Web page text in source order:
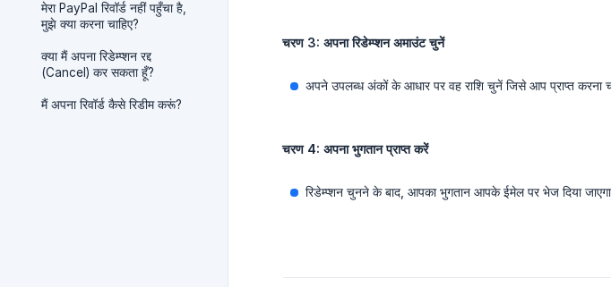
मेरा PayPal रिवॉर्ड नहीं पहुँचा है,
मुझे क्या करना चाहिए?
क्या मैं अपना रिडेम्प्शन रद्द
(Cancel) कर सकता हूँ?
मैं अपना रिवॉर्ड कैसे रिडीम करूं?
चरण 3: अपना रिडेम्प्शन अमाउंट चुनें
अपने उपलब्ध अंकों के आधार पर वह राशि चुनें जिसे आप प्राप्त करना
चरण 4: अपना भुगतान प्राप्त करें
रिडेम्प्शन चुनने के बाद, आपका भुगतान आपके ईमेल पर भेज दिया